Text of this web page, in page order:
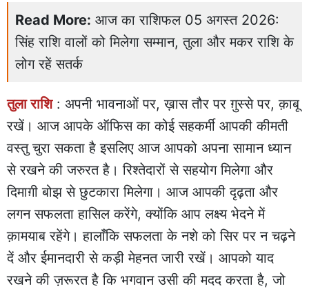
Read More: आज का राशिफल 05 अगस्त 2026:
सिंह राशि वालों को मिलेगा सम्मान, तुला और मकर राशि के
लोग रहें सतर्क
तुला राशि: अपनी भावनाओं पर, ख़ास तौर पर ग़ुस्से पर, क़ाबू
रखें। आज आपके ऑफिस का कोई सहकर्मी आपकी कीमती
वस्तु चुरा सकता है इसलिए आज आपको अपना सामान ध्यान
से रखने की जरुरत है। रिश्तेदारों से सहयोग मिलेगा और
दिमाग़ी बोझ से छुटकारा मिलेगा। आज आपकी दृढ़ता और
लगन सफलता हासिल करेंगे, क्योंकि आप लक्ष्य भेदने में
क़ामयाब रहेंगे। हालाँकि सफलता के नशे को सिर पर न चढ़ने
दें और ईमानदारी से कड़ी मेहनत जारी रखें। आपको याद
रखने की ज़रूरत है कि भगवान उसी की मदद करता है, जो